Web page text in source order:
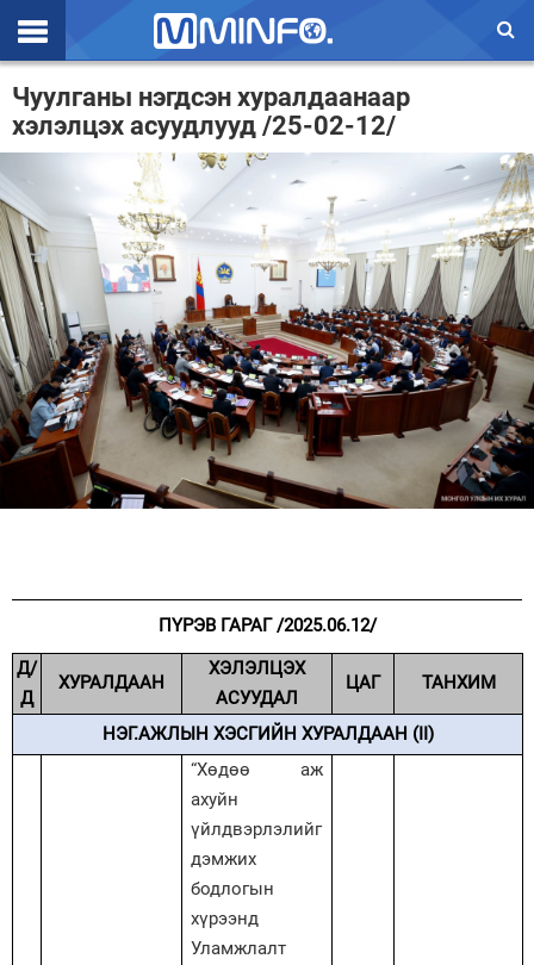
Эхлэл
Цаг агаар
Валют ханш
Улс төр
Эдийн засаг
Үзэл бодол
Спорт
Нийгэм
Дэлхий
Чуулганы нэгдсэн хуралдаанаар
хэлэлцэх асуудлууд /25-02-12/
ПҮРЭВ ГАРАГ /2025.06.12/
Д/
Д
ХУРАЛДААН
ХЭЛЭЛЦЭХ
АСУУДАЛ
ЦАГ ТАНХИМ
НЭГ.АЖЛЫН ХЭСГИЙН ХУРАЛДААН (II)
“Хөдөө аж
ахуйн
үйлдвэрлэлийг
дэмжих
бодлогын
хүрээнд
Уламжлалт